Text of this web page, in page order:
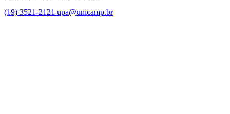
(19) 3521-2121 upa@unicamp.br